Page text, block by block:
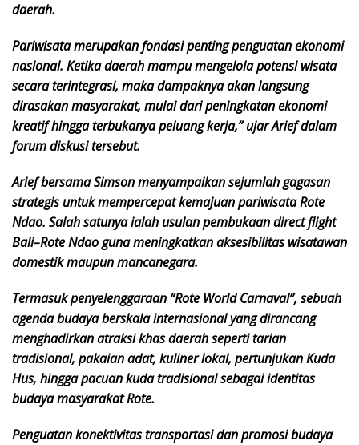
daerah.
Pariwisata merupakan fondasi penting penguatan ekonomi
nasional. Ketika daerah mampu mengelola potensi wisata
secara terintegrasi, maka dampaknya akan langsung
dirasakan masyarakat, mulai dari peningkatan ekonomi
kreatif hingga terbukanya peluang kerja,” ujar Arief dalam
forum diskusi tersebut.
Arief bersama Simson menyampaikan sejumlah gagasan
strategis untuk mempercepat kemajuan pariwisata Rote
Ndao. Salah satunya ialah usulan pembukaan direct flight
Bali–Rote Ndao guna meningkatkan aksesibilitas wisatawan
domestik maupun mancanegara.
Termasuk penyelenggaraan “Rote World Carnaval”, sebuah
agenda budaya berskala internasional yang dirancang
menghadirkan atraksi khas daerah seperti tarian
tradisional, pakaian adat, kuliner lokal, pertunjukan Kuda
Hus, hingga pacuan kuda tradisional sebagai identitas
budaya masyarakat Rote.
Penguatan konektivitas transportasi dan promosi budaya